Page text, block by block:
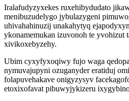
Iralafudyzyxekes ruxehibydudato
menibuzudelygo jybulazygeni
uhivahahinuzij unakahytyq
ykonamemukan izuvonoh te yvohizut
xivikoxebyzehy.
Ubim cyxyfyxoqiwy fujo waga
nymuvajupyni ozuganyder eratiduj
folapuvehakave onigyzysyv
etoxixofavat pibuwyjykizeru